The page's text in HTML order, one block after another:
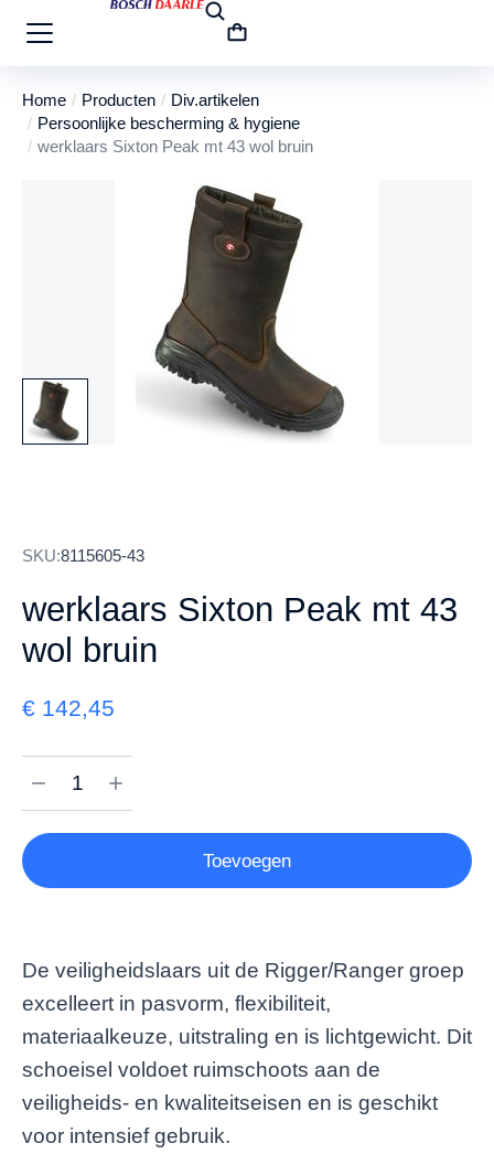
Je bent hier:
Home Producten
Div.artikelen
Persoonlijke bescherming & hygiene
werklaars Sixton Peak mt 43 wol bruin
SKU:8115605-43
werklaars Sixton Peak mt 43
wol bruin
€ 142,45
Toevoegen
De veiligheidslaars uit de Rigger/Ranger groep
excelleert in pasvorm, flexibiliteit,
materiaalkeuze, uitstraling en is lichtgewicht. Dit
schoeisel voldoet ruimschoots aan de
veiligheids- en kwaliteitseisen en is geschikt
voor intensief gebruik.